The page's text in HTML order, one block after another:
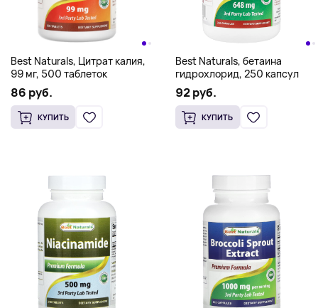
Best Naturals, Цитрат калия,
99 мг, 500 таблеток
86 руб.
КУПИТЬ
Best Naturals, бетаина
гидрохлорид, 250 капсул
92 руб.
КУПИТЬ